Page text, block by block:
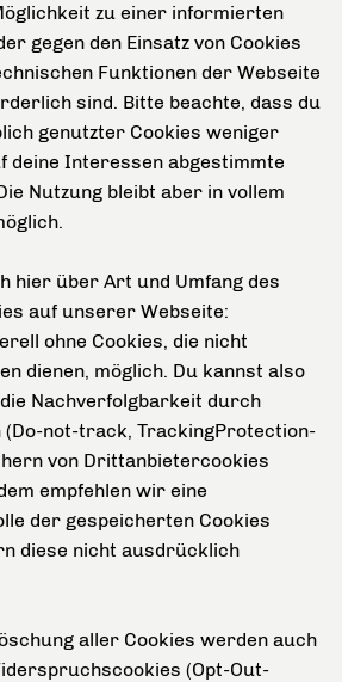
zu einer informierten
gegen den Einsatz von Cookies
Funktionen der Webseite
sind. Bitte beachte, dass du
genutzter Cookies weniger
deine Interessen abgestimmte
Nutzung bleibt aber in vollem
hier über Art und Umfang des
auf unserer Webseite:
ohne Cookies, die nicht
dienen, möglich. Du kannst also
Nachverfolgbarkeit durch
(Do-not-track, TrackingProtection-
von Drittanbietercookies
empfehlen wir eine
der gespeicherten Cookies
diese nicht ausdrücklich
aller Cookies werden auch
(Opt-Out-